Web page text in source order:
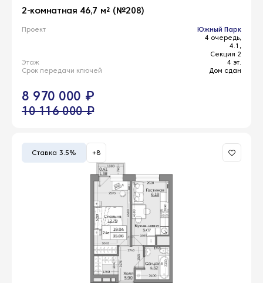
2-комнатная 46,7 м² (№208)
Проект
Южный Парк
4 очередь,
4.1,
Секция 2
Этаж
4 эт.
Срок передачи ключей
Дом сдан
8 970 000 ₽
10 116 000 ₽
Ставка 3.5% +8